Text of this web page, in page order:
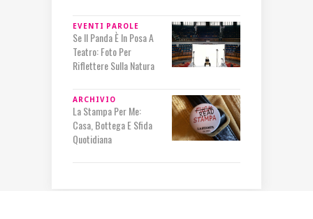
EVENTI PAROLE
Se Il Panda È In Posa A
Teatro: Foto Per
Riflettere Sulla Natura
ARCHIVIO
La Stampa Per Me:
Casa, Bottega E Sfida
Quotidiana